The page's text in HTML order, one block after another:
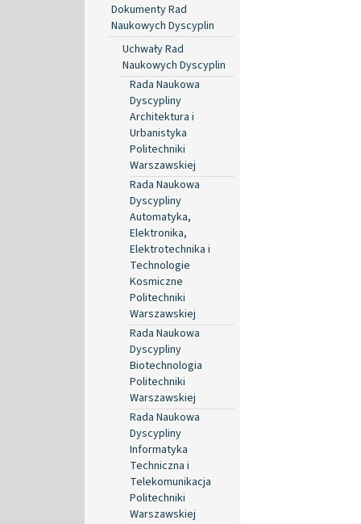
Dokumenty Rad
Naukowych Dyscyplin
Uchwały Rad
Naukowych Dyscyplin
Rada Naukowa
Dyscypliny
Architektura i
Urbanistyka
Politechniki
Warszawskiej
Rada Naukowa
Dyscypliny
Automatyka,
Elektronika,
Elektrotechnika i
Technologie
Kosmiczne
Politechniki
Warszawskiej
Rada Naukowa
Dyscypliny
Biotechnologia
Politechniki
Warszawskiej
Rada Naukowa
Dyscypliny
Informatyka
Techniczna i
Telekomunikacja
Politechniki
Warszawskiej